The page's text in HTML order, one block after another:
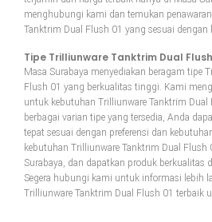
menghubungi kami dan temukan
Tanktrim Dual Flush 01 yang sesuai dengan
Tipe Trilliunware Tanktrim Dual
Masa Surabaya menyediakan beragam tipe
Flush 01 yang berkualitas tinggi. Kami
untuk kebutuhan Trilliunware Tanktrim Dual
berbagai varian tipe yang tersedia, Anda
tepat sesuai dengan preferensi dan
kebutuhan Trilliunware Tanktrim Dual Flush
Surabaya, dan dapatkan produk berkualitas
Segera hubungi kami untuk informasi lebih
Trilliunware Tanktrim Dual Flush 01 terbaik